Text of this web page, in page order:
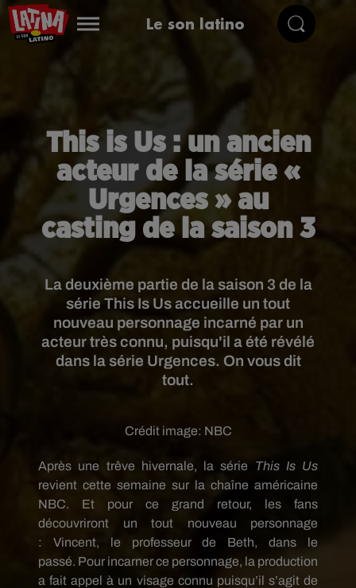
Le son latino
This is Us : un ancien
acteur de la série «
Urgences » au
casting de la saison 3
La deuxième partie de la saison 3 de la
série This Is Us accueille un tout
nouveau personnage incarné par un
acteur très connu, puisqu'il a été révélé
dans la série Urgences. On vous dit
tout.
Crédit image: NBC
Après une trêve hivernale, la série This IsUs
revient cette semaine sur la chaîne américaine
NBC.
Et pour ce grand retour, les fans
découvriront un tout nouveau personnage
:
Vincent, le professeur de Beth, dans le
passé. Pour incarner ce personnage, la production
a fait appel à un visage connu puisqu’il s’agit de